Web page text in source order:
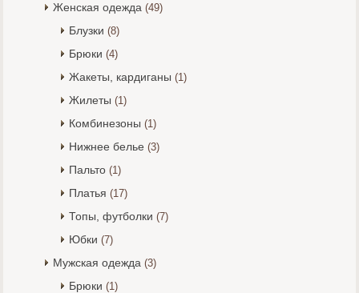
Женская одежда (49)
Блузки (8)
Брюки (4)
Жакеты, кардиганы (1)
Жилеты (1)
Комбинезоны (1)
Нижнее белье (3)
Пальто (1)
Платья (17)
Топы, футболки (7)
Юбки (7)
Мужская одежда (3)
Брюки (1)